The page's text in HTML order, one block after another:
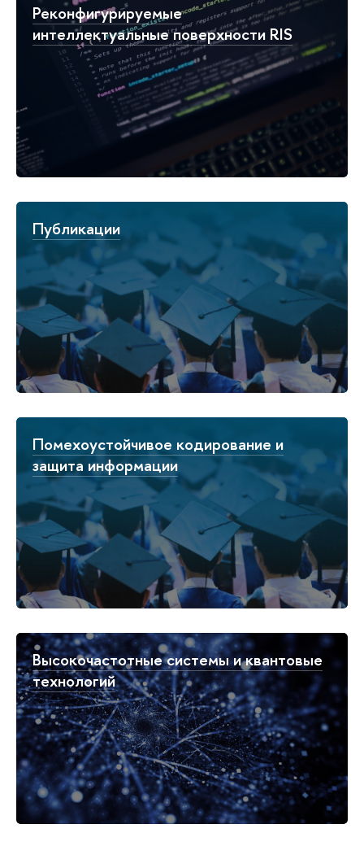
Реконфигурируемые
интеллектуальные поверхности RIS
Публикации
Помехоустойчивое кодирование и
защита информации
Высокочастотные системы и квантовые
технологий